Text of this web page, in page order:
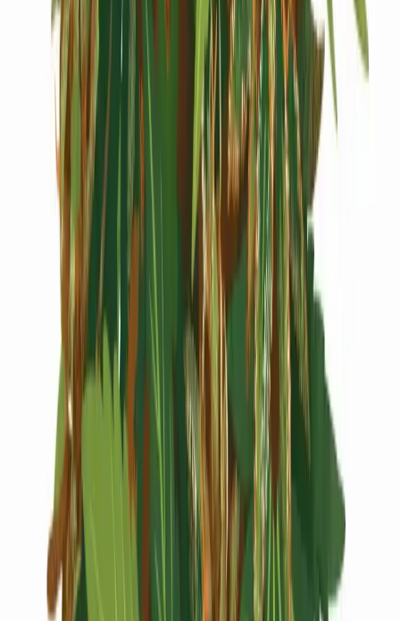
Cannabis Extrakte
Live Rosin